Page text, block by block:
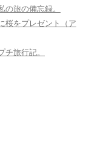
旅の備忘録。
桜をプレゼント（ア
旅行記。